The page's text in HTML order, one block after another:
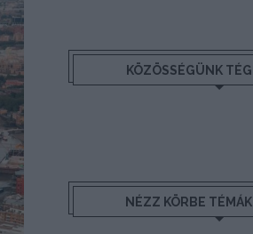
KÖZÖSSÉGÜNK
NÉZZ KÖRBE